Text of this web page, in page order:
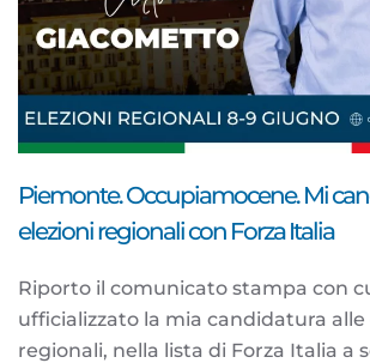
Piemonte. Occupiamocene. Mi
elezioni regionali con Forza Italia
Riporto il comunicato stampa con
ufficializzato la mia candidatura alle
regionali, nella lista di Forza Italia a